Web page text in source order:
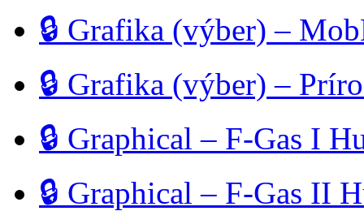
🔒 Grafika (výber) –
🔒 Grafika (výber) –
🔒 Graphical – F-Gas I
🔒 Graphical – F-Gas II